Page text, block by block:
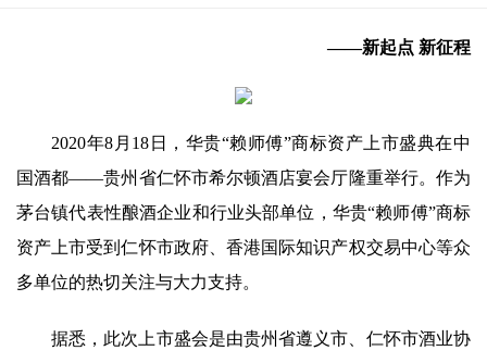
——新起点 新征程
2020年8月18日，华贵“赖师傅”商标资产上市盛典在中
国酒都——贵州省仁怀市希尔顿酒店宴会厅隆重举行。作为
茅台镇代表性酿酒企业和行业头部单位，华贵“赖师傅”商标
资产上市受到仁怀市政府、香港国际知识产权交易中心等众
多单位的热切关注与大力支持。
据悉，此次上市盛会是由贵州省遵义市、仁怀市酒业协